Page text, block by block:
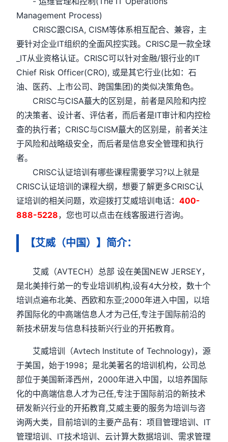
Management Process)
CRISC跟CISA, CISM等体系相互配合、兼容，主
要针对企业IT组织的全面风控实践。CRISC是一款全球
_IT从业资格认证。CRISC可以针对金融/银行业的IT
Chief Risk Officer(CRO), 或是其它行业(比如：石
油、医药、上市公司、跨国集团)的类似决策角色。
CRISC与CISA蕞大的区别是，前者是风险和内控
的决策者、设计者、评估者，而后者是IT审计和内控检
查的执行者；CRISC与CISM蕞大的区别是，前者关注
于风险和战略级安全，而后者是信息安全管理和执行
者。
CRISC认证培训有哪些课程需要学习?以上就是
CRISC认证培训的课程大纲，想要了解更多CRISC认
证培训的相关问题，欢迎拨打艾威培训电话：400-
888-5228，您也可以点击在线客服进行咨询。
【艾威（中国）】简介：
艾威（AVTECH）总部 设在美国NEW JERSEY，
是北美排行弟一的专业培训机构,设有4大分校，数十个
培训点遍布北美、西欧和东亚;2000年进入中国，以培
养国际化的中高端信息人才为己任,专注于国际前沿的
新技术研发与信息科技新兴行业的开拓教育。
艾威培训（Avtech Institute of Technology)，源
于美国，始于1998；是北美著名的培训机构，公司总
部位于美国新泽西州，2000年进入中国，以培养国际
化的中高端信息人才为己任,专注于国际前沿的新技术
研发新兴行业的开拓教育,艾威主要的服务为培训与咨
询两大类，目前培训的主要产品有：项目管理培训、IT
管理培训、IT技术培训、云计算大数据培训、需求管理